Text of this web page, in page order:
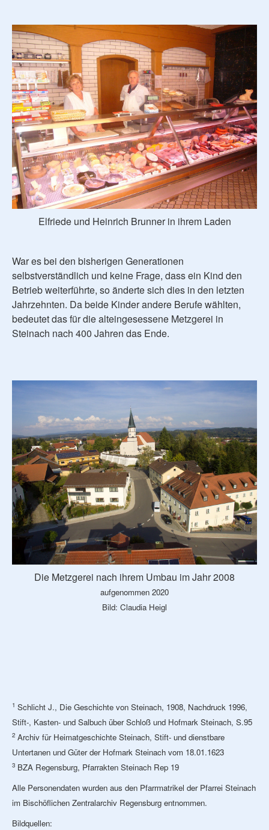
Elfriede und Heinrich Brunner in ihrem Laden
War es bei den bisherigen Generationen
selbstverständlich und keine Frage, dass ein Kind den
Betrieb weiterführte, so änderte sich dies in den letzten
Jahrzehnten. Da beide Kinder andere Berufe wählten,
bedeutet das für die alteingesessene Metzgerei in
Steinach nach 400 Jahren das Ende.
Die Metzgerei nach ihrem Umbau im Jahr 2008
aufgenommen 2020
Bild: Claudia Heigl
1 Schlicht J., Die Geschichte von Steinach, 1908, Nachdruck 1996,
Stift-, Kasten- und Salbuch über Schloß und Hofmark Steinach, S.95
2 Archiv für Heimatgeschichte Steinach, Stift- und dienstbare
Untertanen und Güter der Hofmark Steinach vom 18.01.1623
3 BZA Regensburg, Pfarrakten Steinach Rep 19
Alle Personendaten wurden aus den Pfarrmatrikel der Pfarrei Steinach
im Bischöflichen Zentralarchiv Regensburg entnommen.
Bildquellen: